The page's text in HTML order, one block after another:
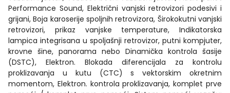
Performance Sound, Električni vanjski retrovizori podesivi i
grijani, Boja karoserije spoljnih retrovizora, Širokokutni vanjski
retrovizori, prikaz vanjske temperature, Indikatorska
lampica integrisana u spoljašnji retrovizor, putni kompjuter,
krovne šine, panorama nebo Dinamička kontrola šasije
(DSTC), Elektron. Blokada diferencijala za kontrolu
proklizavanja u kutu (CTC) s vektorskim okretnim
momentom, Elektron. kontrola proklizavanja, komplet prve